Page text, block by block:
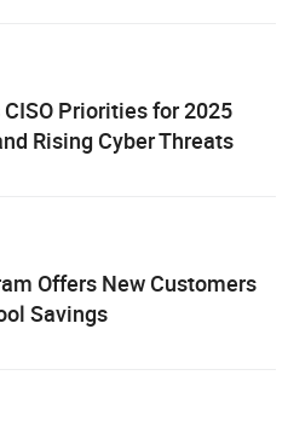
Priorities for 2025
Rising Cyber Threats
Offers New Customers
Savings